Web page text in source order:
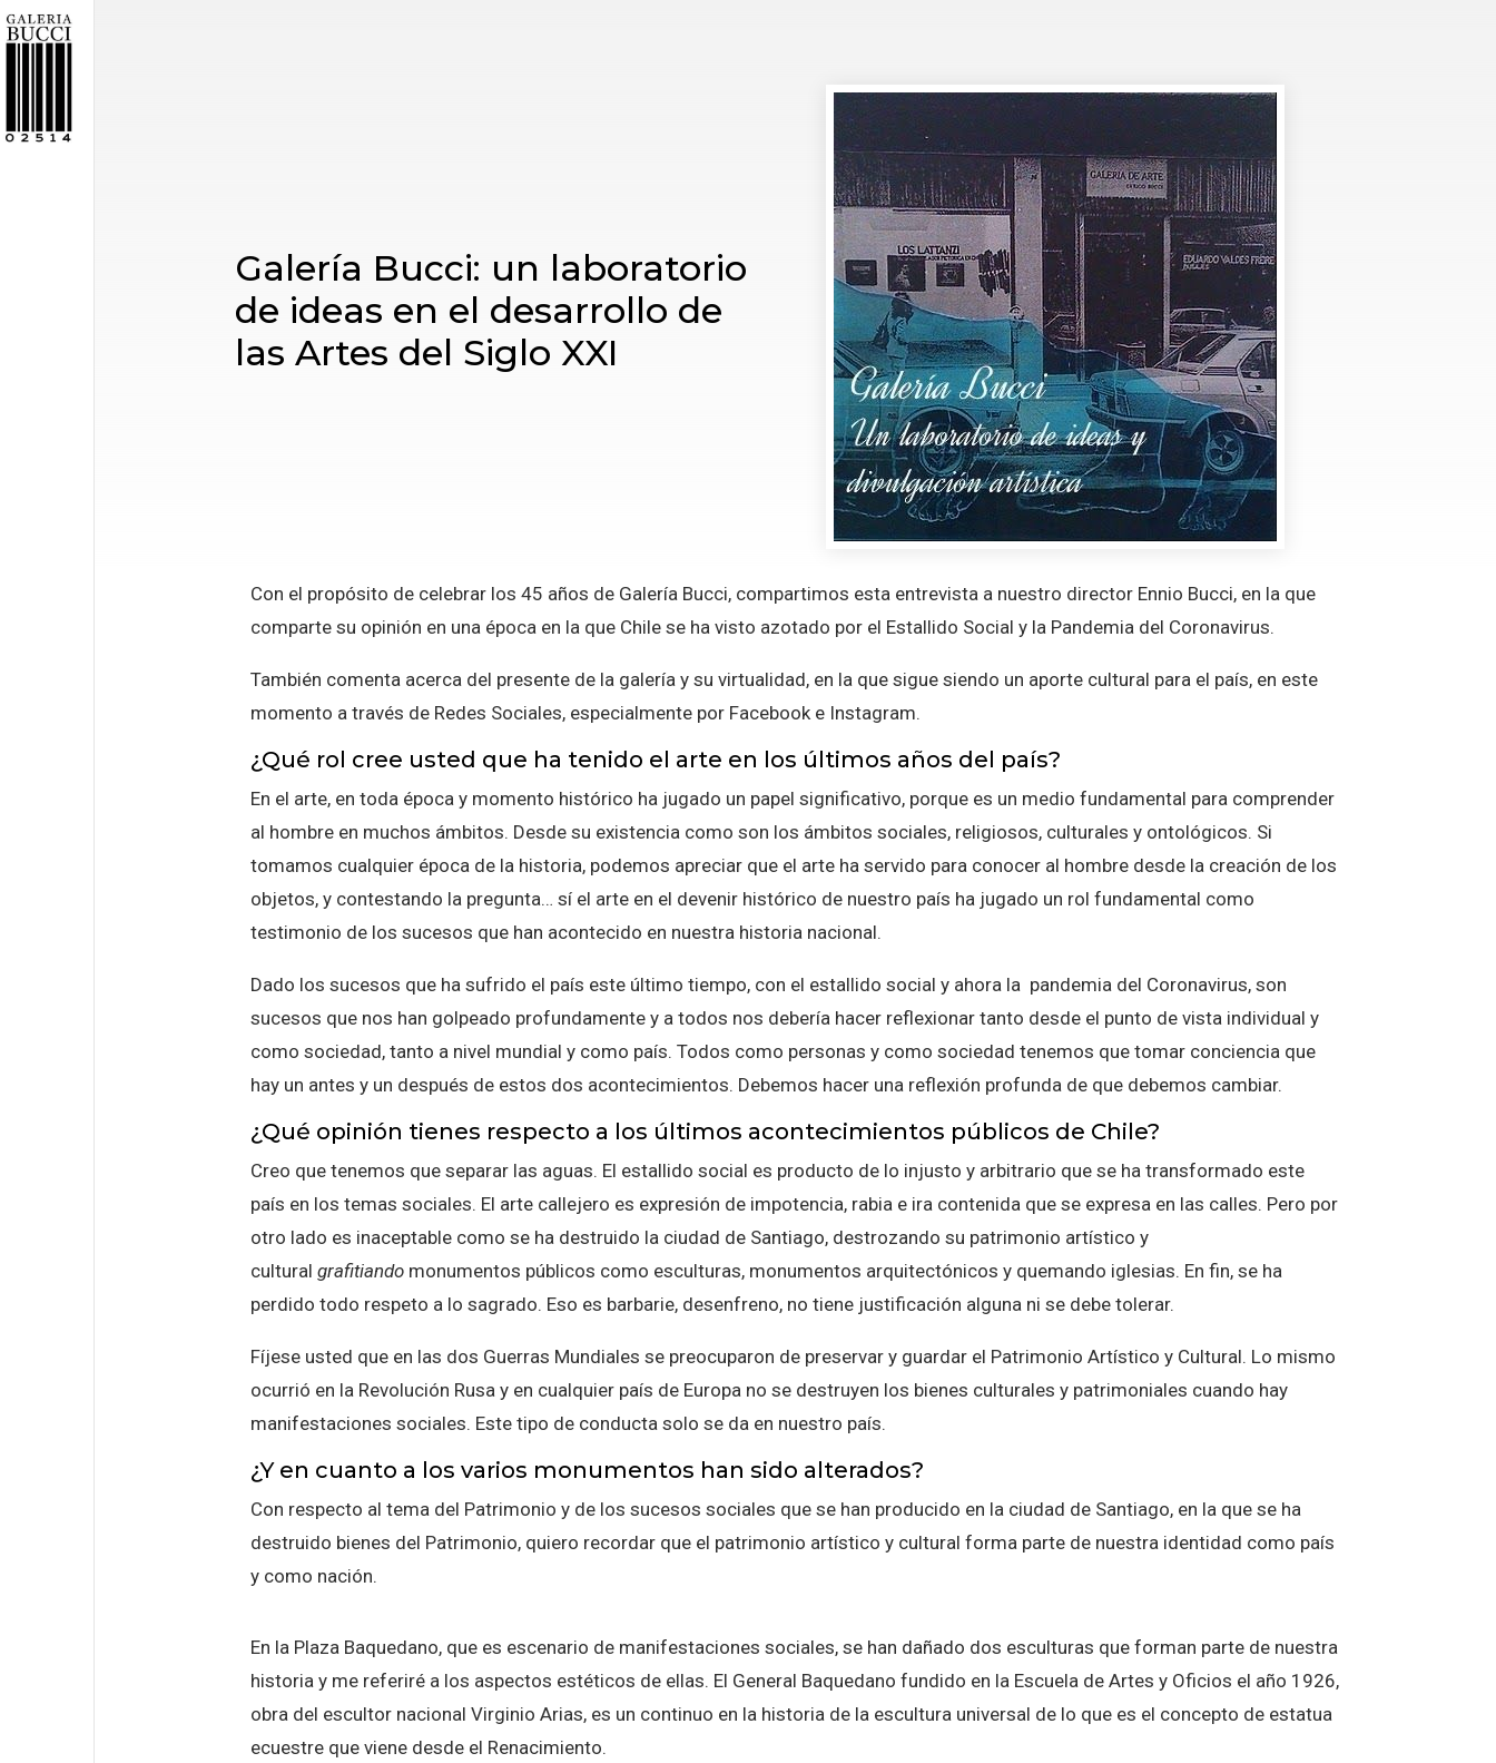
Galería Bucci: un laboratorio
de ideas en el desarrollo de
las Artes del Siglo XXI
Con el propósito de celebrar los 45 años de Galería Bucci, compartimos esta entrevista a nuestro director Ennio Bucci, en la que
comparte su opinión en una época en la que Chile se ha visto azotado por el Estallido Social y la Pandemia del Coronavirus.
También comenta acerca del presente de la galería y su virtualidad, en la que sigue siendo un aporte cultural para el país, en este
momento a través de Redes Sociales, especialmente por Facebook e Instagram.
¿Qué rol cree usted que ha tenido el arte en los últimos años del país?
En el arte, en toda época y momento histórico ha jugado un papel significativo, porque es un medio fundamental para comprender
al hombre en muchos ámbitos. Desde su existencia como son los ámbitos sociales, religiosos, culturales y ontológicos. Si
tomamos cualquier época de la historia, podemos apreciar que el arte ha servido para conocer al hombre desde la creación de los
objetos, y contestando la pregunta… sí el arte en el devenir histórico de nuestro país ha jugado un rol fundamental como
testimonio de los sucesos que han acontecido en nuestra historia nacional.
Dado los sucesos que ha sufrido el país este último tiempo, con el estallido social y ahora la pandemia del Coronavirus, son
sucesos que nos han golpeado profundamente y a todos nos debería hacer reflexionar tanto desde el punto de vista individual y
como sociedad, tanto a nivel mundial y como país. Todos como personas y como sociedad tenemos que tomar conciencia que
hay un antes y un después de estos dos acontecimientos. Debemos hacer una reflexión profunda de que debemos cambiar.
¿Qué opinión tienes respecto a los últimos acontecimientos públicos de Chile?
Creo que tenemos que separar las aguas. El estallido social es producto de lo injusto y arbitrario que se ha transformado este
país en los temas sociales. El arte callejero es expresión de impotencia, rabia e ira contenida que se expresa en las calles. Pero por
otro lado es inaceptable como se ha destruido la ciudad de Santiago, destrozando su patrimonio artístico y
cultural grafitiando monumentos públicos como esculturas, monumentos arquitectónicos y quemando iglesias. En fin, se ha
perdido todo respeto a lo sagrado. Eso es barbarie, desenfreno, no tiene justificación alguna ni se debe tolerar.
Fíjese usted que en las dos Guerras Mundiales se preocuparon de preservar y guardar el Patrimonio Artístico y Cultural. Lo mismo
ocurrió en la Revolución Rusa y en cualquier país de Europa no se destruyen los bienes culturales y patrimoniales cuando hay
manifestaciones sociales. Este tipo de conducta solo se da en nuestro país.
¿Y en cuanto a los varios monumentos han sido alterados?
Con respecto al tema del Patrimonio y de los sucesos sociales que se han producido en la ciudad de Santiago, en la que se ha
destruido bienes del Patrimonio, quiero recordar que el patrimonio artístico y cultural forma parte de nuestra identidad como país
y como nación.
En la Plaza Baquedano, que es escenario de manifestaciones sociales, se han dañado dos esculturas que forman parte de nuestra
historia y me referiré a los aspectos estéticos de ellas. El General Baquedano fundido en la Escuela de Artes y Oficios el año 1926,
obra del escultor nacional Virginio Arias, es un continuo en la historia de la escultura universal de lo que es el concepto de estatua
ecuestre que viene desde el Renacimiento.